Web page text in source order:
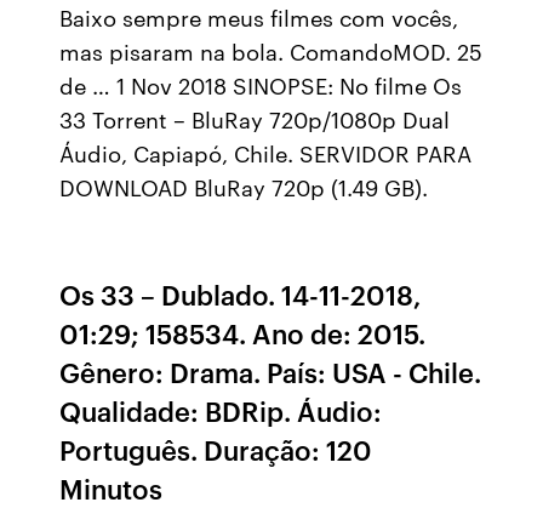
Baixo sempre meus filmes com vocês,
mas pisaram na bola. ComandoMOD. 25
de … 1 Nov 2018 SINOPSE: No filme Os
33 Torrent – BluRay 720p/1080p Dual
Áudio, Capiapó, Chile. SERVIDOR PARA
DOWNLOAD BluRay 720p (1.49 GB).
Os 33 – Dublado. 14-11-2018,
01:29; 158534. Ano de: 2015.
Gênero: Drama. País: USA - Chile.
Qualidade: BDRip. Áudio:
Português. Duração: 120
Minutos